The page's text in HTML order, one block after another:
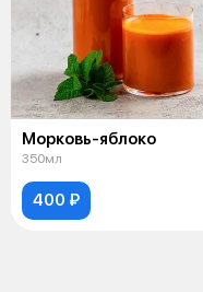
Морковь-яблоко
350мл
400 ₽